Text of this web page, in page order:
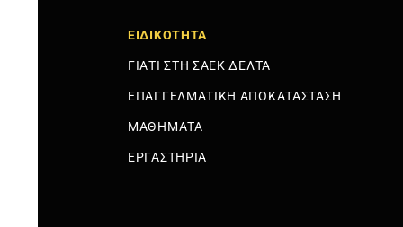
ΕΙΔΙΚΟΤΗΤΑ
ΓΙΑΤΙ ΣΤΗ ΣΑΕΚ ΔΕΛΤΑ
ΕΠΑΓΓΕΛΜΑΤΙΚΗ ΑΠΟΚΑΤΑΣΤΑΣΗ
ΜΑΘΗΜΑΤΑ
ΕΡΓΑΣΤΗΡΙΑ